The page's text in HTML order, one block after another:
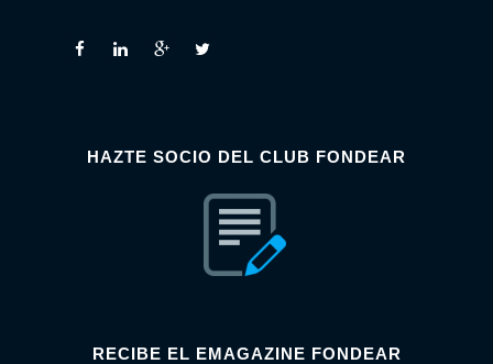
HAZTE SOCIO DEL CLUB FONDEAR
RECIBE EL EMAGAZINE FONDEAR